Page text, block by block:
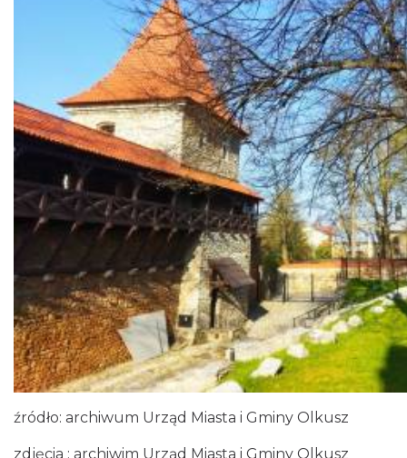
źródło: archiwum Urząd Miasta i Gminy Olkusz
zdjęcia : archiwim Urząd Miasta i Gminy Olkusz